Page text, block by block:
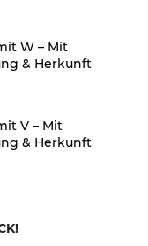
W – Mit
& Herkunft
V – Mit
& Herkunft